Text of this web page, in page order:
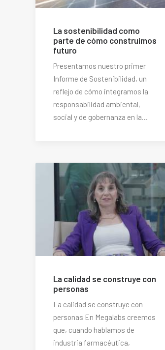
La sostenibilidad como
parte de cómo construimos
futuro
Presentamos nuestro primer
Informe de Sostenibilidad, un
reflejo de cómo integramos la
responsabilidad ambiental,
social y de gobernanza en la…
La calidad se construye con
personas
La calidad se construye con
personas En Megalabs creemos
que, cuando hablamos de
industria farmacéutica,